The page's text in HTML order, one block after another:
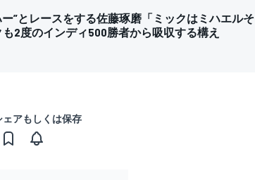
”とレースをする佐藤琢磨「ミックはミハエルそ
2度のインディ500勝者から吸収する構え
ェアもしくは保存